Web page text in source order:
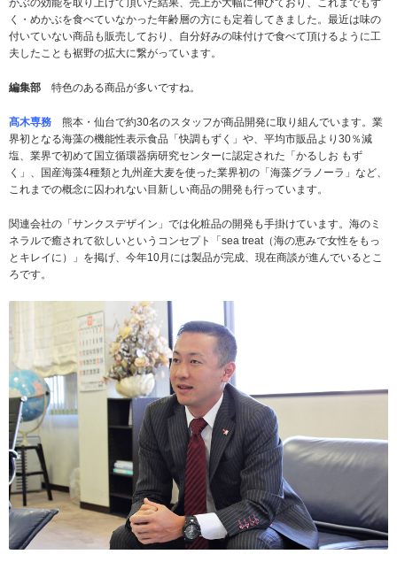
く・めかぶを食べていなかった年齢層の方にも定着してきました。最近は味の
付いていない商品も販売しており、自分好みの味付けで食べて頂けるように工
夫したことも裾野の拡大に繋がっています。
編集部 特色のある商品が多いですね。
髙木専務 熊本・仙台で約30名のスタッフが商品開発に取り組んでいます。業
界初となる海藻の機能性表示食品「快調もずく」や、平均市販品より30％減
塩、業界で初めて国立循環器病研究センターに認定された「かるしお もず
く」、国産海藻4種類と九州産大麦を使った業界初の「海藻グラノーラ」など、
これまでの概念に囚われない目新しい商品の開発も行っています。
関連会社の「サンクスデザイン」では化粧品の開発も手掛けています。海のミ
ネラルで癒されて欲しいというコンセプト「sea treat（海の恵みで女性をもっ
とキレイに）」を掲げ、今年10月には製品が完成、現在商談が進んでいるとこ
ろです。